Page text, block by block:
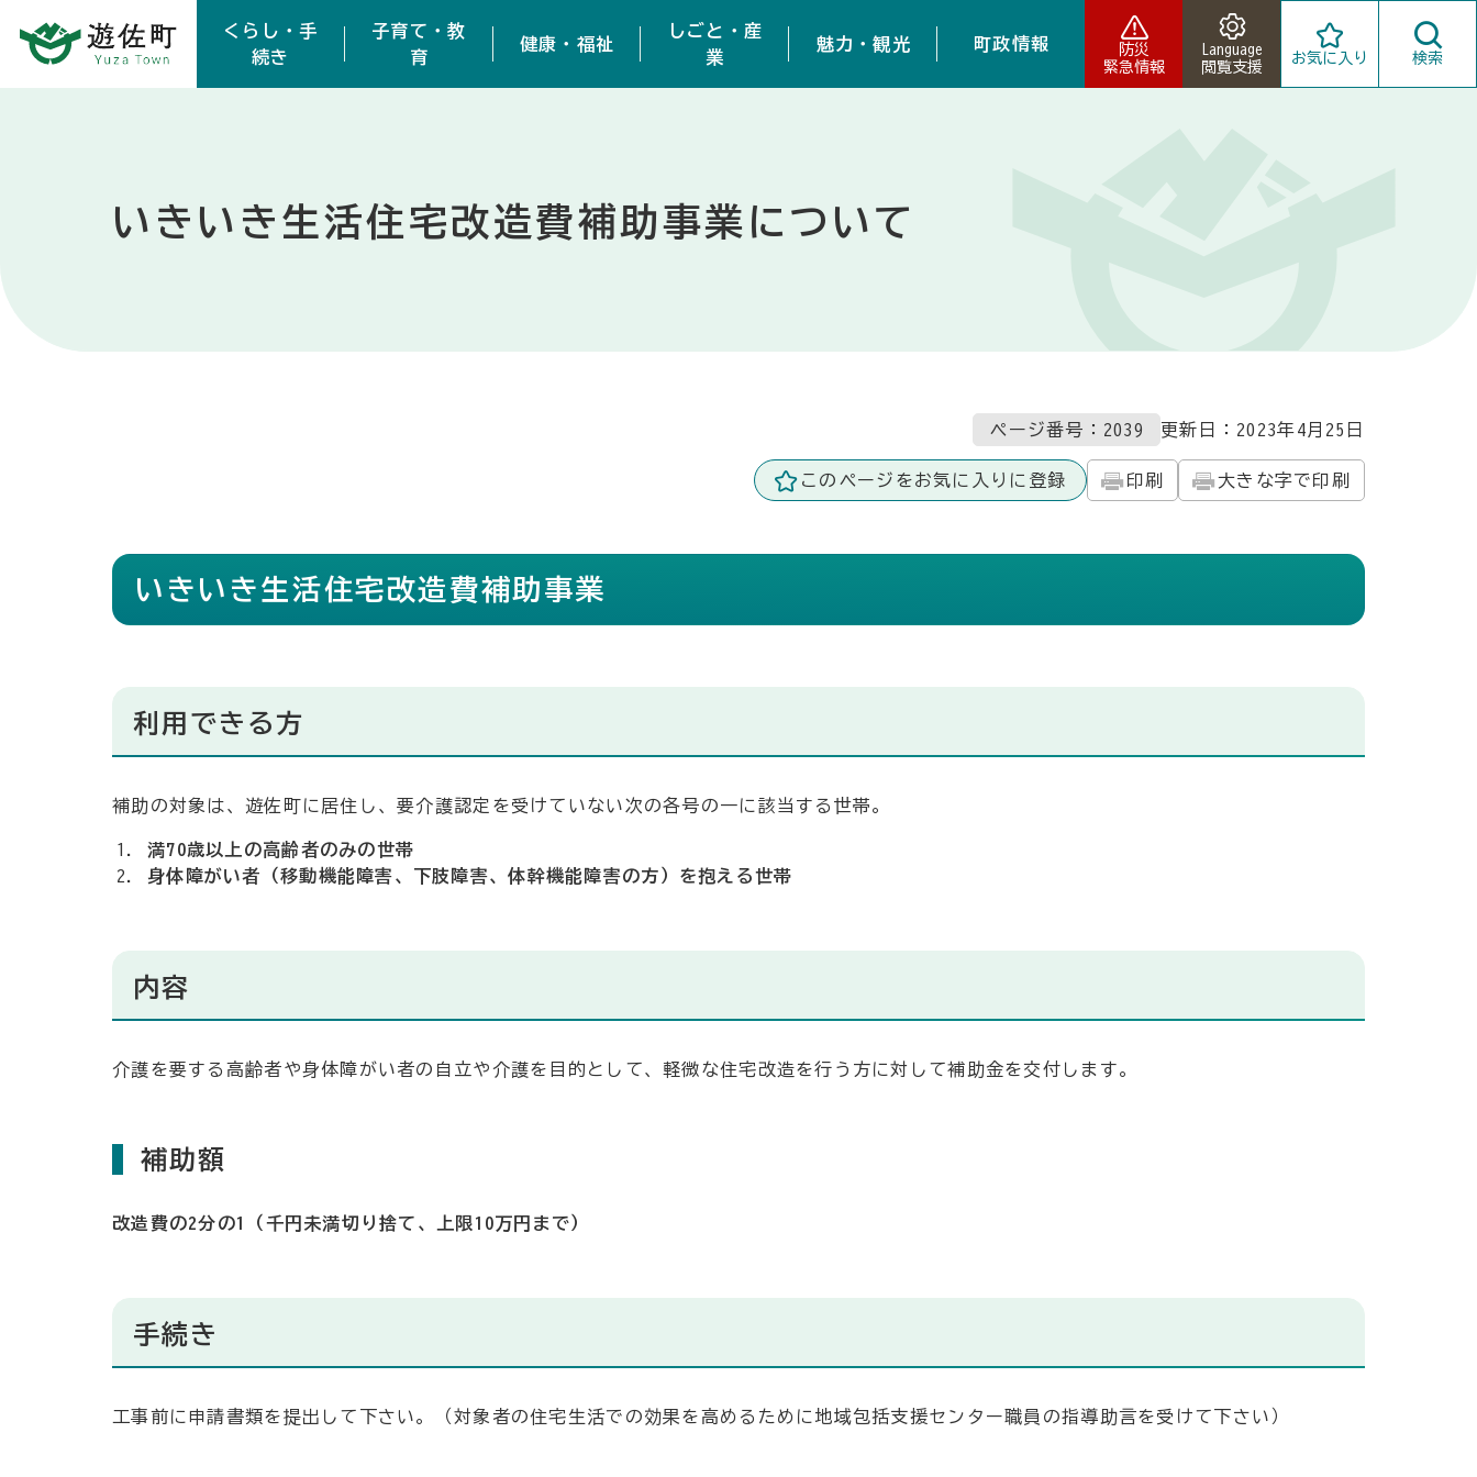
くらし・手
続き
子育て・教
育
健康・福祉
しごと・産
業
魅力・観光 町政情報
防災
緊急情報
Language
閲覧支援
お気に入り 検索
いきいき生活住宅改造費補助事業について
ページ番号：2039 更新日： 2023年4月25日
このページをお気に入りに登録 印刷 大きな字で印刷
いきいき生活住宅改造費補助事業
利用できる方
補助の対象は、遊佐町に居住し、要介護認定を受けていない次の各号の一に該当する世帯。
満70歳以上の高齢者のみの世帯
身体障がい者（移動機能障害、下肢障害、体幹機能障害の方）を抱える世帯
内容
介護を要する高齢者や身体障がい者の自立や介護を目的として、軽微な住宅改造を行う方に対して補助金を交付します。
補助額
改造費の2分の1（千円未満切り捨て、上限10万円まで）
手続き
工事前に申請書類を提出して下さい。（対象者の住宅生活での効果を高めるために地域包括支援センター職員の指導助言を受けて下さい）